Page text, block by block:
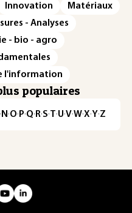
Innovation
Matériaux
- Analyses
- bio - agro
l'information
populaires
· N ·O· P·Q· R·S·T·U·V·W·X·Y·Z